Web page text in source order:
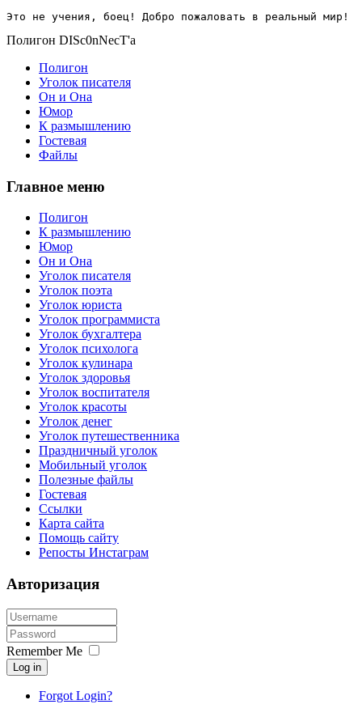
Это не учения, боец! Добро пожаловать в реальный мир!
Полигон DISc0nNecT'a
Полигон
Уголок писателя
Он и Она
Юмор
К размышлению
Гостевая
Файлы
Главное меню
Полигон
К размышлению
Юмор
Он и Она
Уголок писателя
Уголок поэта
Уголок юриста
Уголок программиста
Уголок бухгалтера
Уголок психолога
Уголок кулинара
Уголок здоровья
Уголок воспитателя
Уголок красоты
Уголок денег
Уголок путешественника
Праздничный уголок
Мобильный уголок
Полезные файлы
Гостевая
Ссылки
Карта сайта
Помощь сайту
Репосты Инстаграм
Авторизация
Remember Me
Log in
Forgot Login?